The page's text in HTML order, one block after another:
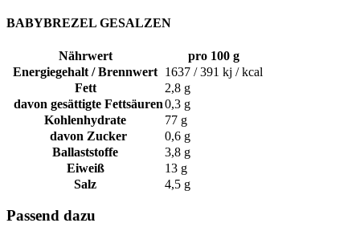
BABYBREZEL GESALZEN
Nährwert
pro 100 g
Energiegehalt / Brennwert 1637 / 391 kj / kcal
Fett
2,8 g
davon gesättigte Fettsäuren0,3 g
Kohlenhydrate
77 g
davon Zucker
0,6 g
Ballaststoffe
3,8 g
Eiweiß
13 g
Salz
4,5 g
Passend dazu